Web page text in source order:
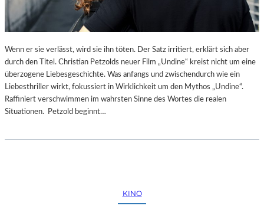
Wenn er sie verlässt, wird sie ihn töten. Der Satz irritiert, erklärt sich aber
durch den Titel. Christian Petzolds neuer Film „Undine“ kreist nicht um eine
überzogene Liebesgeschichte. Was anfangs und zwischendurch wie ein
Liebesthriller wirkt, fokussiert in Wirklichkeit um den Mythos „Undine“.
Raffiniert verschwimmen im wahrsten Sinne des Wortes die realen
Situationen. Petzold beginnt…
KINO